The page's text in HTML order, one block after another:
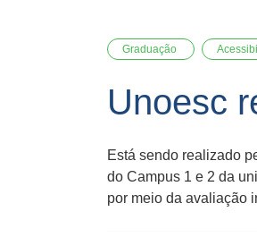
Graduação
Unoesc
Está sendo realizado
do Campus 1 e 2 da
por meio da avaliação